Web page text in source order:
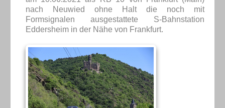
nach Neuwied ohne Halt die noch mit
Formsignalen ausgestattete S-Bahnstation
Eddersheim in der Nähe von Frankfurt.